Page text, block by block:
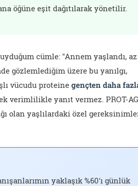
öğüne eşit dağıtılarak yönetilir.
cümle: "Annem yaşlandı, az
gözlemlediğim üzere bu yanılgı,
vücudu proteinegençten daha
verimlilikle yanıt vermez. PROT-
olan yaşlılardaki özel
yaklaşık %60'ı günlük